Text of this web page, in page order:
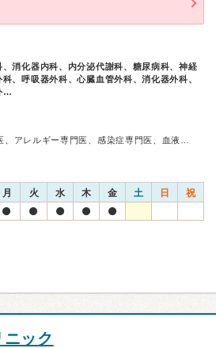
消化器内科、内分泌代謝科、糖尿病科、神経
、呼吸器外科、心臓血管外科、消化器外科、
…
、アレルギー専門医、感染症専門医、血液…
月 火 水 木 金 土 日 祝
ック